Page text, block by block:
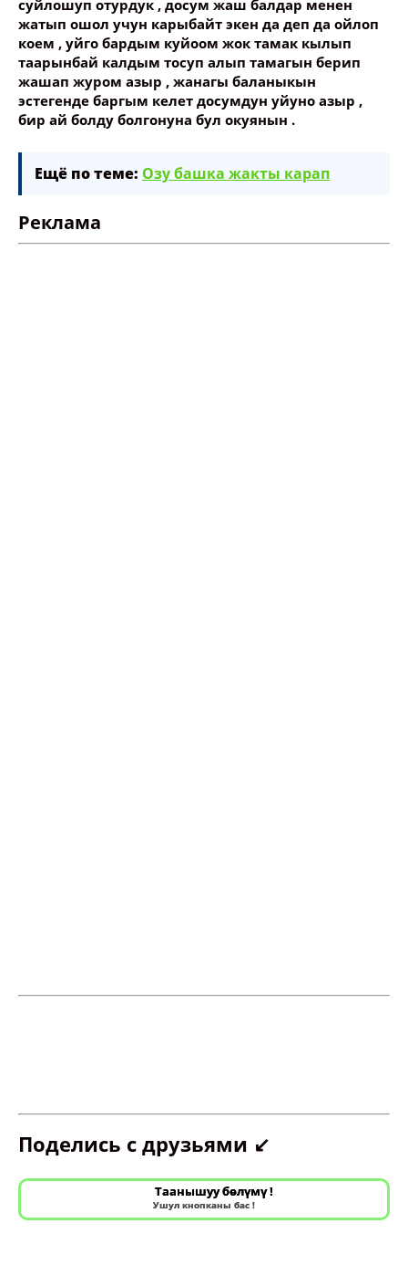
суйлошуп отурдук , досум жаш балдар менен
жатып ошол учун карыбайт экен да деп да ойлоп
коем , уйго бардым куйоом жок тамак кылып
таарынбай калдым тосуп алып тамагын берип
жашап журом азыр , жанагы баланыкын
эстегенде баргым келет досумдун уйуно азыр ,
бир ай болду болгонуна бул окуянын .
Ещё по теме: Озу башка жакты карап
Реклама
Поделись с друзьями ↙️
Таанышуу бөлүмү !
Ушул кнопканы бас !